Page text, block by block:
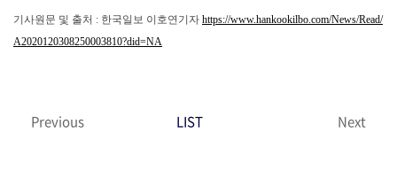
기사원문 및 출처 : 한국일보 이호연기자 https://www.hankookilbo.com/News/Read/
A2020120308250003810?did=NA
Previous LIST Next